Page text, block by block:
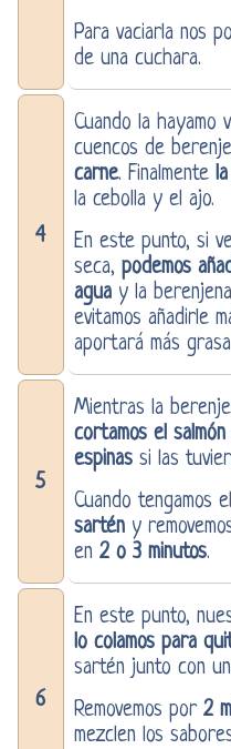
Para vaciarla nos
de una cuchara.
4
Cuando la hayamo
cuencos de
carne. Finalmentela
la cebolla y el ajo.
En este punto, si
seca, podemos
aguay la
evitamos añadirle
aportará más
5
Mientras la
cortamos el
espinassi las
Cuando tengamos
sartény
en 2 o 3 minutos.
6
En este punto,
lo colamos para
sartén junto con
Removemos por 2
mezclen los